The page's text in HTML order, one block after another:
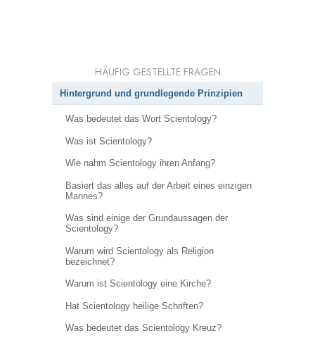
HÄUFIG GESTELLTE FRAGEN
Hintergrund und grundlegende Prinzipien
Was bedeutet das Wort Scientology?
Was ist Scientology?
Wie nahm Scientology ihren Anfang?
Basiert das alles auf der Arbeit eines einzigen
Mannes?
Was sind einige der Grundaussagen der
Scientology?
Warum wird Scientology als Religion
bezeichnet?
Warum ist Scientology eine Kirche?
Hat Scientology heilige Schriften?
Was bedeutet das Scientology Kreuz?